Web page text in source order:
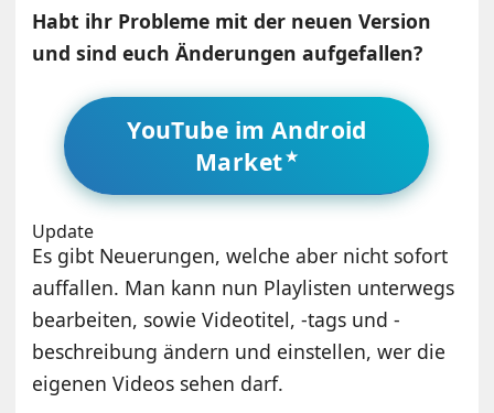
Habt ihr Probleme mit der neuen Version
und sind euch Änderungen aufgefallen?
YouTube im Android
Market
Update
Es gibt Neuerungen, welche aber nicht sofort
auffallen. Man kann nun Playlisten unterwegs
bearbeiten, sowie Videotitel, -tags und -
beschreibung ändern und einstellen, wer die
eigenen Videos sehen darf.